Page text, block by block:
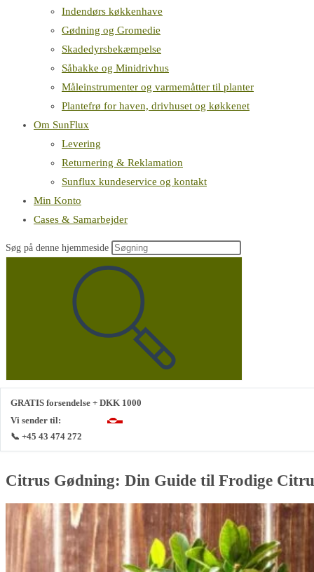
Indendørs køkkenhave
Gødning og Gromedie
Skadedyrsbekæmpelse
Såbakke og Minidrivhus
Måleinstrumenter og varmemåtter til planter
Plantefrø for haven, drivhuset og køkkenet
Om SunFlux
Levering
Returnering & Reklamation
Sunflux kundeservice og kontakt
Min Konto
Cases & Samarbejder
Søg på denne hjemmeside
GRATIS forsendelse + DKK 1000
Vi sender til:
📞 +45 43 474 272
Citrus Gødning: Din Guide til Frodige